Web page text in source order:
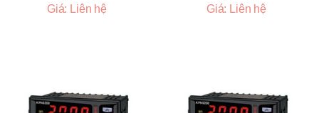
Giá: Liên hệ
Giá: Liên hệ